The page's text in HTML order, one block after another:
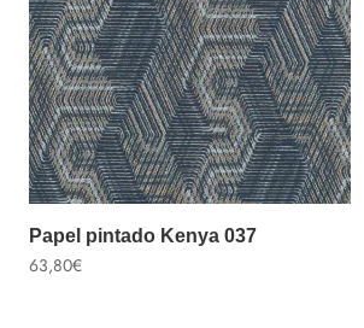
Papel pintado Kenya 037
63,80€